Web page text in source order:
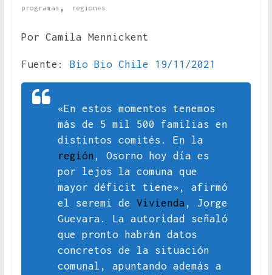
programas , regiones
Por Camila Mennickent
Fuente: Bio Bio Chile 19/11/2021
«En estos momentos tenemos
más de 5 mil 500 familias en
distintos comités. En la
región , Osorno hoy día es
por lejos la comuna que
mayor déficit tiene», afirmó
el seremi de Vivienda , Jorge
Guevara. La autoridad señaló
que pronto habrán datos
concretos de la situación
comunal, apuntando además a